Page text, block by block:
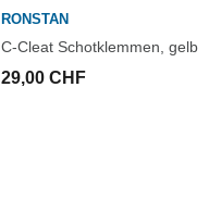
RONSTAN
C-Cleat Schotklemmen, gelb
29,00 CHF